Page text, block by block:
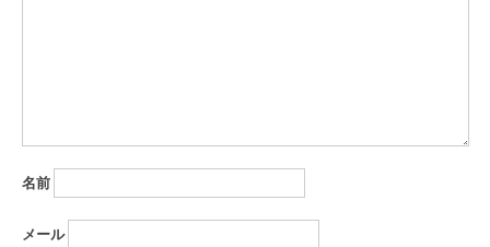
名前
メール